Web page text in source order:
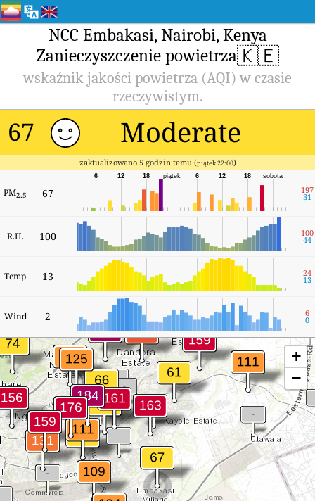
NCC Embakasi, Nairobi, Kenya
Zanieczyszczenie powietrza🇰🇪
wskaźnik jakości powietrza (AQI) w czasie
rzeczywistym.
67 Moderate
zaktualizowano 5 godzin temu (piątek 22:00)
PM2.5 67
sobota
18
12
6
piątek
18
12
6
197
31
R.H. 100 100
44
Temp 13 24
13
Wind 2 6
0
+
−